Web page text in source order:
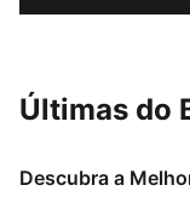
Últimas do
Descubra a